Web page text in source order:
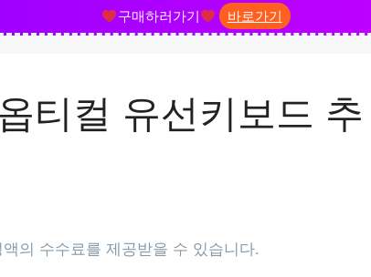
구매하러가기 바로가기
티컬 유선키보드 추